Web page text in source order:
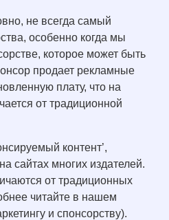
не всегда самый
особенно когда мы
которое может быть
продает рекламные
плату, что на
от традиционной
контент’,
сайтах многих издателей.
от традиционных
читайте в нашем
и спонсорству).